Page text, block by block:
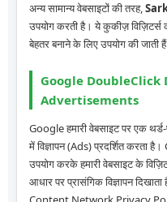
अन्य सामान्य वेबसाइटों की तरह,
उपयोग करती है। ये कुकीज़
बेहतर बनाने के लिए उपयोग की जाती
Google DoubleClick
Advertisements
Google हमारी वेबसाइट पर एक
में विज्ञापन (Ads) प्रदर्शित
उपयोग करके हमारी वेबसाइट के
आधार पर प्रासंगिक विज्ञापन